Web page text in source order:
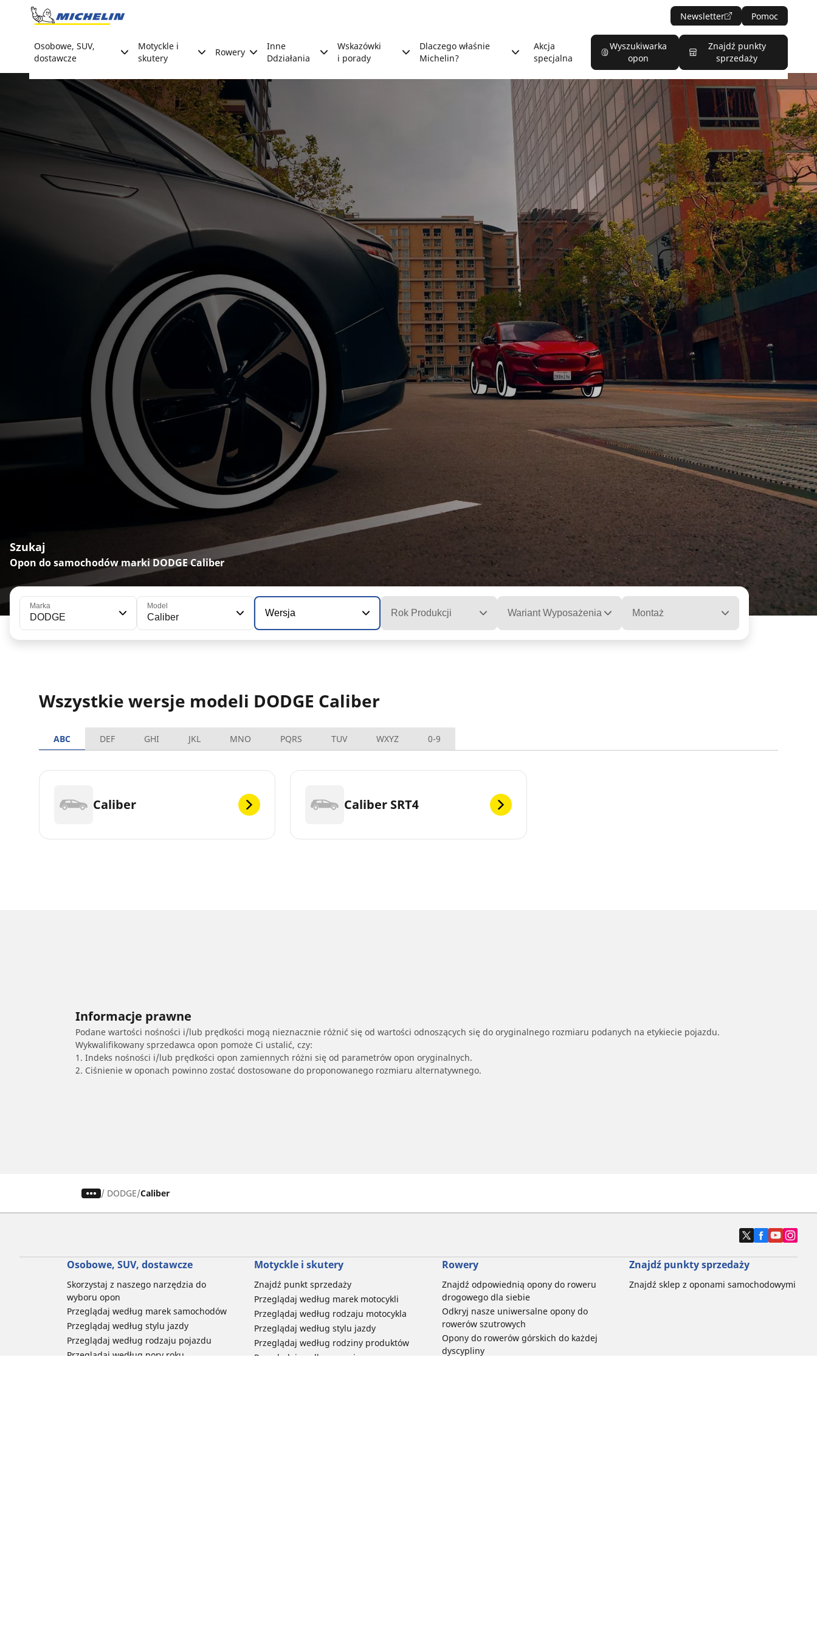
Go to page content
Newsletter Pomoc
Osobowe, SUV,
dostawcze
Motyckle i
skutery
Rowery
Inne
Ddziałania
Wskazówki
i porady
Dlaczego właśnie
Michelin?
Akcja
specjalna
Wyszukiwarka
opon
Znajdź punkty
sprzedaży
Szukaj
Opon do samochodów marki DODGE Caliber
Marka
DODGE
Model
Caliber Wersja Rok Produkcji Wariant Wyposażenia Montaż
Wszystkie wersje modeli DODGE Caliber
ABC DEF GHI JKL MNO PQRS TUV WXYZ 0-9
Caliber Caliber SRT4
Informacje prawne
Podane wartości nośności i/lub prędkości mogą nieznacznie różnić się od wartości odnoszących się do oryginalnego rozmiaru podanych na etykiecie pojazdu.
Wykwalifikowany sprzedawca opon pomoże Ci ustalić, czy:
1. Indeks nośności i/lub prędkości opon zamiennych różni się od parametrów opon oryginalnych.
2. Ciśnienie w oponach powinno zostać dostosowane do proponowanego rozmiaru alternatywnego.
/ DODGE Caliber
Osobowe, SUV, dostawcze
Skorzystaj z naszego narzędzia do
wyboru opon
Przeglądaj według marek samochodów
Przeglądaj według stylu jazdy
Przeglądaj według rodzaju pojazdu
Przeglądaj według pory roku
Motyckle i skutery
Znajdź punkt sprzedaży
Przeglądaj według marek motocykli
Przeglądaj według rodzaju motocykla
Przeglądaj według stylu jazdy
Przeglądaj według rodziny produktów
Przeglądaj według rozmiaru opon
Rowery
Znajdź odpowiednią opony do roweru
drogowego dla siebie
Odkryj nasze uniwersalne opony do
rowerów szutrowych
Opony do rowerów górskich do każdej
dyscypliny
Znajdź punkty sprzedaży
Znajdź sklep z oponami samochodowymi